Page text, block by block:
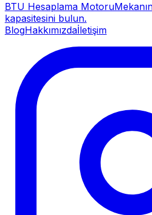
BTU Hesaplama Motoru
kapasitesini bulun.
BlogHakkımızdaİletişim